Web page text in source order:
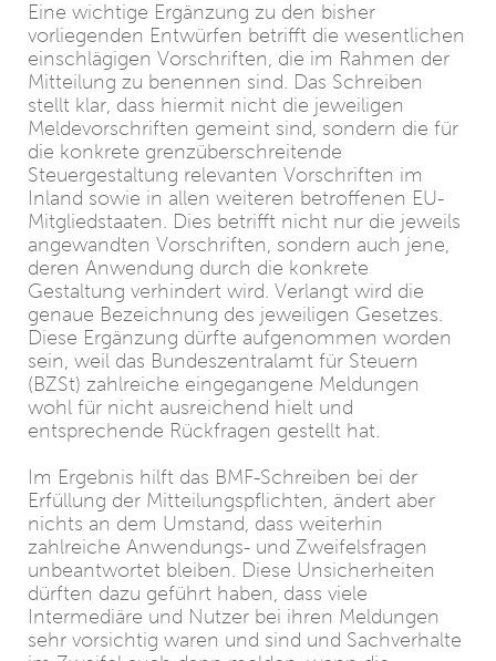
Eine wichtige Ergänzung zu den bisher
vorliegenden Entwürfen betrifft die wesentlichen
einschlägigen Vorschriften, die im Rahmen der
Mitteilung zu benennen sind. Das Schreiben
stellt klar, dass hiermit nicht die jeweiligen
Meldevorschriften gemeint sind, sondern die für
die konkrete grenzüberschreitende
Steuergestaltung relevanten Vorschriften im
Inland sowie in allen weiteren betroffenen EU-
Mitgliedstaaten. Dies betrifft nicht nur die jeweils
angewandten Vorschriften, sondern auch jene,
deren Anwendung durch die konkrete
Gestaltung verhindert wird. Verlangt wird die
genaue Bezeichnung des jeweiligen Gesetzes.
Diese Ergänzung dürfte aufgenommen worden
sein, weil das Bundeszentralamt für Steuern
(BZSt) zahlreiche eingegangene Meldungen
wohl für nicht ausreichend hielt und
entsprechende Rückfragen gestellt hat.
Im Ergebnis hilft das BMF-Schreiben bei der
Erfüllung der Mitteilungspflichten, ändert aber
nichts an dem Umstand, dass weiterhin
zahlreiche Anwendungs- und Zweifelsfragen
unbeantwortet bleiben. Diese Unsicherheiten
dürften dazu geführt haben, dass viele
Intermediäre und Nutzer bei ihren Meldungen
sehr vorsichtig waren und sind und Sachverhalte